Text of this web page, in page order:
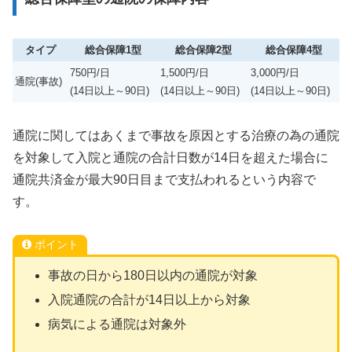
タイプ 総合保障1型 総合保障2型 総合保障4型
通院(事故)
750円/日
(14日以上～90日)
1,500円/日
(14日以上～90日)
3,000円/日
(14日以上～90日)
通院に関してはあくまで事故を原因とする治療の為の通院
を対象して入院と通院の合計日数が14日を超えた場合に
通院共済金が最大90日目まで支払われるという内容で
す。
ポイント
事故の日から180日以内の通院が対象
入院通院の合計が14日以上から対象
病気による通院は対象外